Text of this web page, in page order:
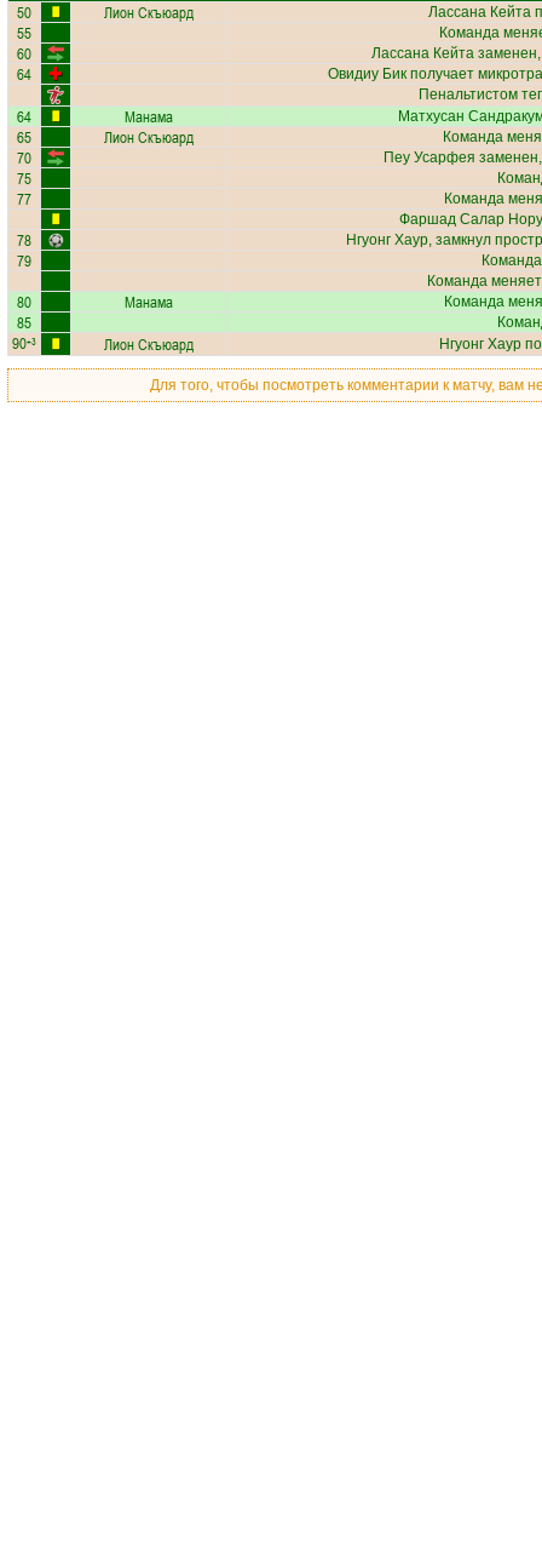
50 Лион Скъюард Лассана Кейта
55 Команда
60 Лассана Кейта
64 Овидиу Бикполучает
Пенальтистом
64 Манама Матхусан
65 Лион Скъюард Команда
70 Пеу Усарфея
75
77
Команда
Фаршад Салар
78 Нгуонг Хаур, замкнул
79
Команда
80 Манама Команда
85
90+3 Лион Скъюард Нгуонг Хаур
Для того, чтобы посмотреть комментарии к матчу, вам